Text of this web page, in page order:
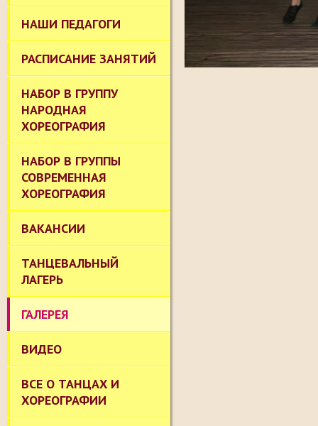
НАШИ ПЕДАГОГИ
РАСПИСАНИЕ ЗАНЯТИЙ
НАБОР В ГРУППУ
НАРОДНАЯ
ХОРЕОГРАФИЯ
НАБОР В ГРУППЫ
СОВРЕМЕННАЯ
ХОРЕОГРАФИЯ
ВАКАНСИИ
ТАНЦЕВАЛЬНЫЙ
ЛАГЕРЬ
ГАЛЕРЕЯ
ВИДЕО
ВСЕ О ТАНЦАХ И
ХОРЕОГРАФИИ